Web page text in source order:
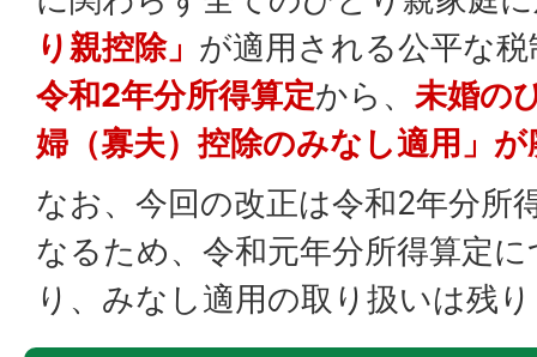
り親控除」 が適用される公平な
令和2年分所得算定から、 未婚の
婦（寡夫）控除のみなし適用」が
なお、今回の改正は令和2年分所
なるため、令和元年分所得算定
り、みなし適用の取り扱いは残